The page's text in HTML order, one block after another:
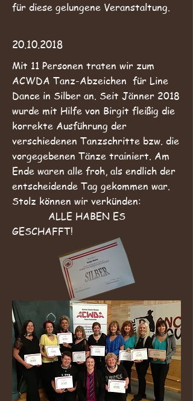
für diese gelungene Veranstaltung.
20.10.2018
Mit 11 Personen traten wir zum
ACWDA Tanz-Abzeichen für Line
Dance in Silber an. Seit Jänner 2018
wurde mit Hilfe von Birgit fleißig die
korrekte Ausführung der
verschiedenen Tanzschritte bzw. die
vorgegebenen Tänze trainiert. Am
Ende waren alle froh, als endlich der
entscheidende Tag gekommen war.
Stolz können wir verkünden:
ALLE HABEN ES
GESCHAFFT!